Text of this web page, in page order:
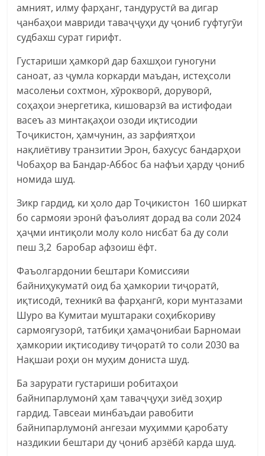
амният, илму фарҳанг, тандурустӣ ва дигар
ҷанбаҳои мавриди таваҷҷуҳи ду ҷониб гуфтугӯи
судбахш сурат гирифт.
Густариши ҳамкорӣ дар бахшҳои гуногуни
саноат, аз ҷумла коркарди маъдан, истеҳсоли
масолењи сохтмон, хӯрокворӣ, доруворӣ,
соҳаҳои энергетика, кишоварзӣ ва истифодаи
васеъ аз минтақаҳои озоди иқтисодии
Тоҷикистон, ҳамчунин, аз зарфиятҳои
нақлиётиву транзитии Эрон, бахусус бандарҳои
Чобаҳор ва Бандар-Аббос ба нафъи ҳарду ҷониб
номида шуд.
Зикр гардид, ки ҳоло дар Тоҷикистон 160 ширкат
бо сармояи эронӣ фаъолият дорад ва соли 2024
ҳаҷми интиқоли молу коло нисбат ба ду соли
пеш 3,2 баробар афзоиш ёфт.
Фаъолгардонии бештари Комиссияи
байниҳукуматӣ оид ба ҳамкории тиҷоратӣ,
иқтисодӣ, техникӣ ва фарҳангӣ, кори мунтазами
Шуро ва Кумитаи муштараки соҳибкориву
сармоягузорӣ, татбиқи ҳамаҷонибаи Барномаи
ҳамкории иқтисодиву тиҷоратӣ то соли 2030 ва
Нақшаи роҳи он муҳим дониста шуд.
Ба зарурати густариши робитаҳои
байнипарлумонӣ ҳам таваҷҷуҳи зиёд зоҳир
гардид. Тавсеаи минбаъдаи равобити
байнипарлумонӣ ангезаи муҳимми қаробату
наздикии бештари ду ҷониб арзёбӣ карда шуд.